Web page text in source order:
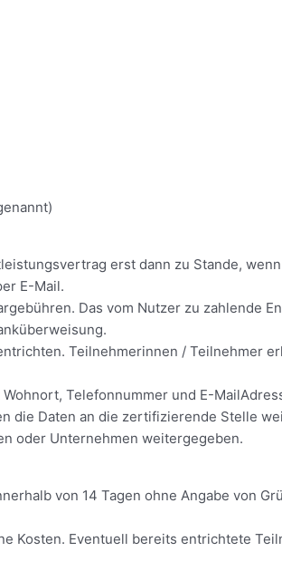
erst dann zu Stande,
E-Mail.
Das vom Nutzer zu zahlende
Teilnehmerinnen / Teilnehmer
Telefonnummer und E-
die Daten an die zertifizierende Stelle
oder Unternehmen weitergegeben.
von 14 Tagen ohne Angabe von
Kosten. Eventuell bereits entrichtete